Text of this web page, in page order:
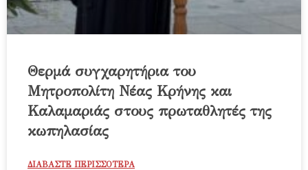
Θερμά συγχαρητήρια του
Μητροπολίτη Νέας Κρήνης και
Καλαμαριάς στους πρωταθλητές της
κωπηλασίας
ΔΙΑΒΑΣΤΕ ΠΕΡΙΣΣΟΤΕΡΑ